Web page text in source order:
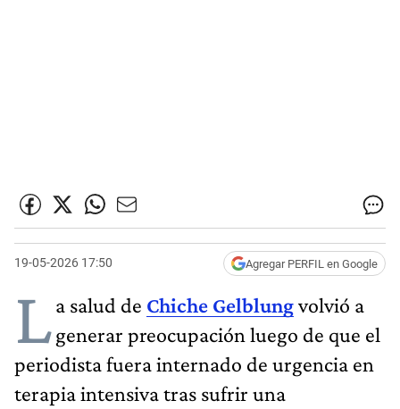
19-05-2026 17:50 Agregar PERFIL en Google
La salud de Chiche Gelblungvolvió a
generar preocupación luego de que el
periodista fuera internado de urgencia en
terapia intensiva tras sufrir una